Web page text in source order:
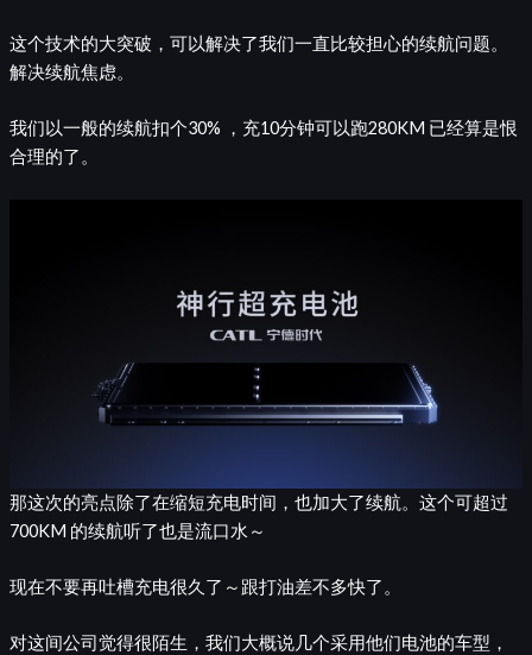
这个技术的大突破，可以解决了我们一直比较担心的续航问题。
解决续航焦虑。
我们以一般的续航扣个30% ，充10分钟可以跑280KM 已经算是恨
合理的了。
那这次的亮点除了在缩短充电时间，也加大了续航。这个可超过
700KM 的续航听了也是流口水～
现在不要再吐槽充电很久了～跟打油差不多快了。
对这间公司觉得很陌生，我们大概说几个采用他们电池的车型，